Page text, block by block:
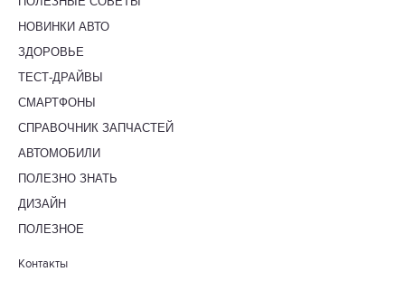
НОВИНКИ АВТО
ЗДОРОВЬЕ
ТЕСТ-ДРАЙВЫ
СМАРТФОНЫ
СПРАВОЧНИК ЗАПЧАСТЕЙ
АВТОМОБИЛИ
ПОЛЕЗНО ЗНАТЬ
ДИЗАЙН
ПОЛЕЗНОЕ
Контакты